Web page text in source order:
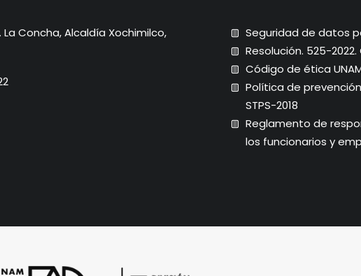
Concha, Alcaldía Xochimilco,
Seguridad de datos
Resolución. 525-
Código de ética
Política de
STPS-2018
Reglamento de
los funcionarios y